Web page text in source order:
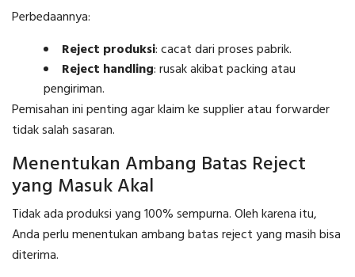
Perbedaannya:
Reject produksi: cacat dari proses pabrik.
Reject handling: rusak akibat packing atau
pengiriman.
Pemisahan ini penting agar klaim ke supplier atau forwarder
tidak salah sasaran.
Menentukan Ambang Batas Reject
yang Masuk Akal
Tidak ada produksi yang 100% sempurna. Oleh karena itu,
Anda perlu menentukan ambang batas reject yang masih bisa
diterima.